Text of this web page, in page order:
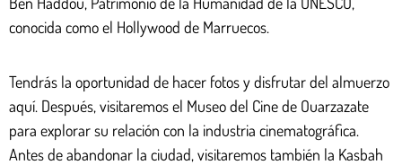
conocida como el Hollywood de Marruecos.
Tendrás la oportunidad de hacer fotos y disfrutar del almuerzo
aquí. Después, visitaremos el Museo del Cine de Ouarzazate
para explorar su relación con la industria cinematográfica.
Antes de abandonar la ciudad, visitaremos también la Kasbah